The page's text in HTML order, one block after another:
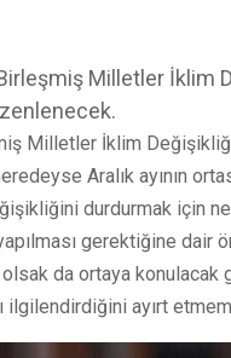
Milletler İklim
Milletler İklim
Aralık ayının
durdurmak için
gerektiğine dair
da ortaya
ilgilendirdiğini ayırt